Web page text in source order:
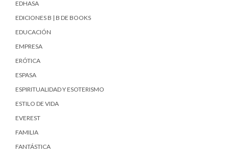
EDHASA
EDICIONES B | B DE BOOKS
EDUCACIÓN
EMPRESA
ERÓTICA
ESPASA
ESPIRITUALIDAD Y ESOTERISMO
ESTILO DE VIDA
EVEREST
FAMILIA
FANTÁSTICA